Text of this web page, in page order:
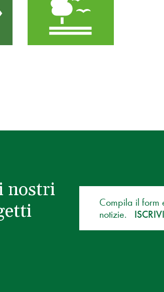
nostri
Compila il form
notizie.